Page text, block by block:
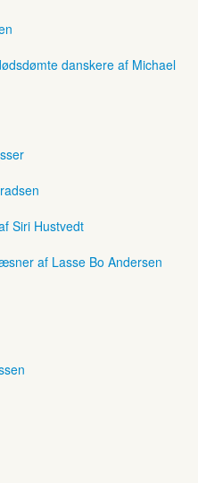
danskere af Michael
Siri Hustvedt
af Lasse Bo Andersen